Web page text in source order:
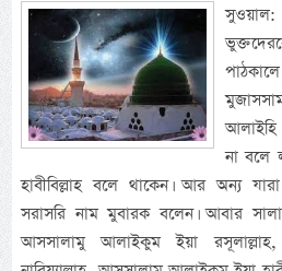
সুওয়াল:
আলাইহি
না বলে
হাবীবিল্লাহ বলে থাকেন। আর অন্য
সরাসরি নাম মুবারক বলেন। আবার
আসসালামু আলাইকুম ইয়া